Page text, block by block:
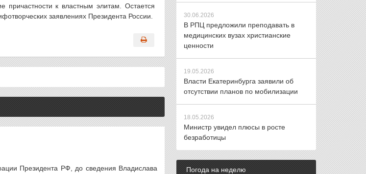
к властным элитам. Остается
заявлениях Президента России.
Президента РФ, до сведения Владислава
30.06.2026
В РПЦ предложили преподавать в
медицинских вузах христианские
ценности
19.05.2026
Власти Екатеринбурга заявили об
отсутствии планов по мобилизации
18.05.2026
Министр увидел плюсы в росте
безработицы
Погода на неделю